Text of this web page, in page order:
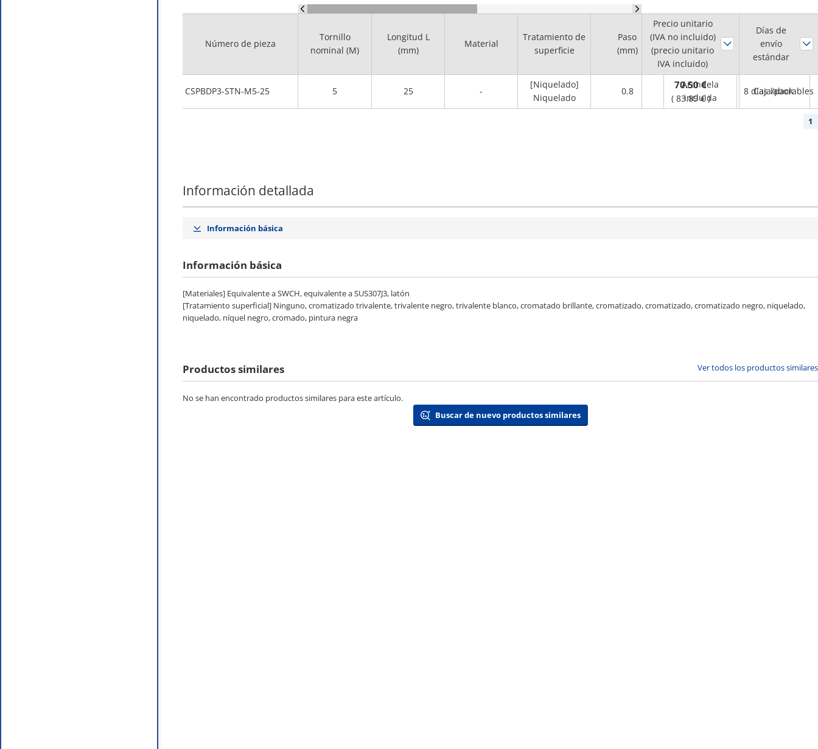
Número de pieza
CSPBDP3-STN-M5-25
Tornillo
nominal (M)
Longitud L
(mm)
Material
Tratamiento de
superficie
Paso
(mm)
Forma
adicional
Unidad de
venta
5 25 -
[Niquelado]
Niquelado
0.8
Arandela
incluida
Caja/pack
Precio unitario
(IVA no incluido)
(precio unitario
IVA incluido)
Días de
envío
estándar
70.50 €
( 83.89 € )
8 días laborables
1
Información detallada
Información básica
Información básica
[Materiales] Equivalente a SWCH, equivalente a SUS307J3, latón
[Tratamiento superficial] Ninguno, cromatizado trivalente, trivalente negro, trivalente blanco, cromatado brillante, cromatizado, cromatizado, cromatizado negro, niquelado,
niquelado, níquel negro, cromado, pintura negra
Productos similares Ver todos los productos similares
No se han encontrado productos similares para este artículo.
Buscar de nuevo productos similares